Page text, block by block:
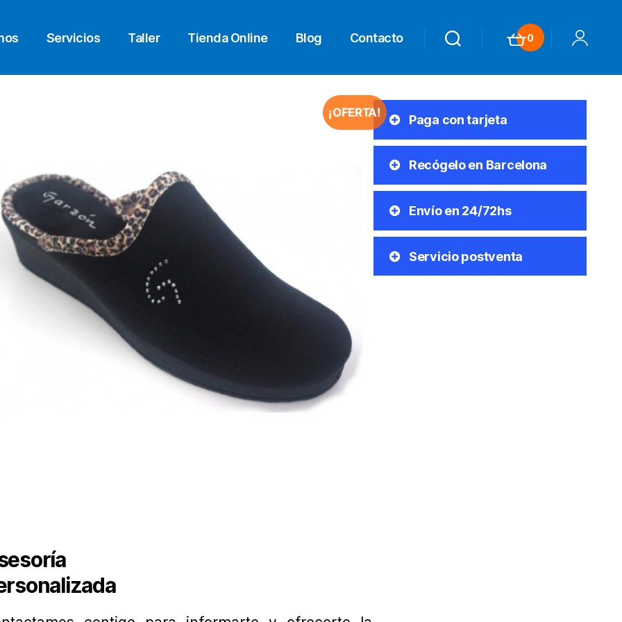
Servicios Taller Tienda Online Blog Contacto Search
0
¡OFERTA! Paga con tarjeta
Recógelo en Barcelona
Envío en 24/72hs
Servicio postventa